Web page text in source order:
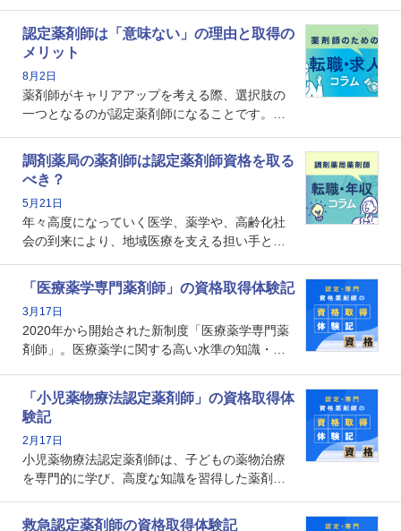
認定薬剤師は「意味ない」の理由と取得の
メリット
8月2日
薬剤師がキャリアアップを考える際、選択肢の
一つとなるのが認定薬剤師になることです。し
という声を聞いたことがあるかもしれません。
本記事では、認定薬剤師が「意味ない」といわ
れる理由や、取得するメリット、年収・キャリ
アへの影響を解説します。
調剤薬局の薬剤師は認定薬剤師資格を取る
べき？
5月21日
年々高度になっていく医学、薬学や、高齢化社
会の到来により、地域医療を支える担い手とし
で、重要度が増しているのが認定薬剤師という
資格です。認定薬剤師とはいったいどんな資格
なのでしょうか。それを取得するとどのような
メリットがあるのでしょうか。
「医療薬学専門薬剤師」の資格取得体験記
3月17日
2020年から開始された新制度「医療薬学専門薬
剤師」。医療薬学に関する高い水準の知識・技
となります。取得要件は多岐に渡り、審査も複
数回ありますが、患者さんに対して一定の能力
の証明になる資格と言えます。
「小児薬物療法認定薬剤師」の資格取得体
験記
2月17日
小児薬物療法認定薬剤師は、子どもの薬物治療
を専門的に学び、高度な知識を習得した薬剤師
や、特有の疾患、心理状況を理解し、専門性を
救急認定薬剤師の資格取得体験記